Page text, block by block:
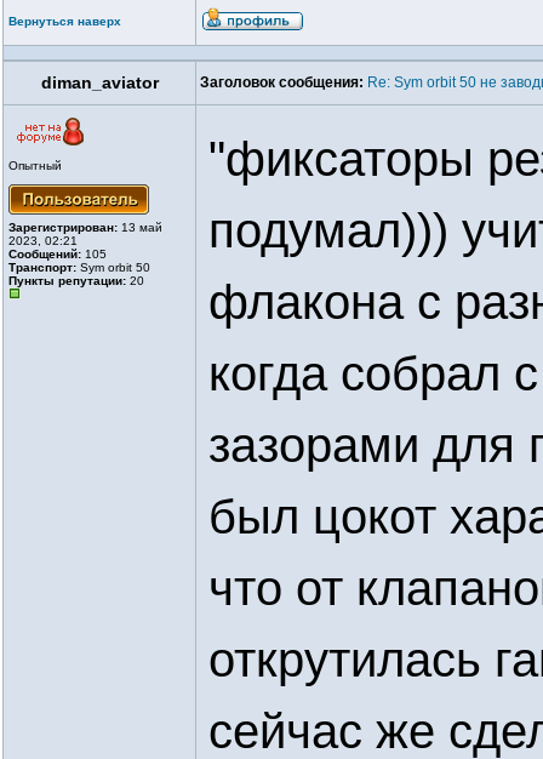
Вернуться наверх
diman_aviator Заголовок сообщения: Re: Sym orbit 50 не
Опытный
Зарегистрирован: 13 май
2023, 02:21
Сообщений: 105
Транспорт: Sym orbit 50
Пункты репутации: 20
"фиксаторы
подумал)))
флакона с
когда собрал
зазорами для
был цокот
что от
открутилась
сейчас же